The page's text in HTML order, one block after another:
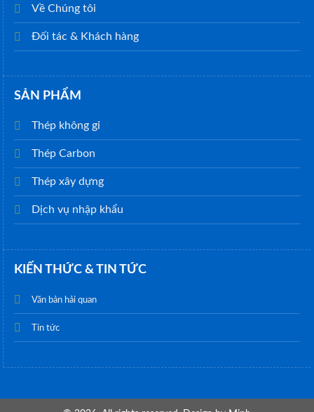
Về Chúng tôi
Đối tác & Khách hàng
SẢN PHẨM
Thép không gỉ
Thép Carbon
Thép xây dựng
Dịch vụ nhập khẩu
KIẾN THỨC & TIN TỨC
Văn bản hải quan
Tin tức